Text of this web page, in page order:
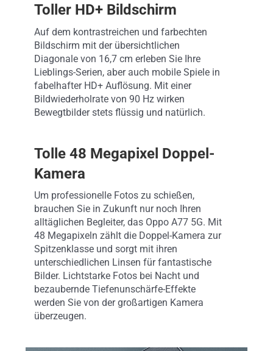
Toller HD+ Bildschirm
Auf dem kontrastreichen und farbechten
Bildschirm mit der übersichtlichen
Diagonale von 16,7 cm erleben Sie Ihre
Lieblings-Serien, aber auch mobile Spiele in
fabelhafter HD+ Auflösung. Mit einer
Bildwiederholrate von 90 Hz wirken
Bewegtbilder stets flüssig und natürlich.
Tolle 48 Megapixel Doppel-
Kamera
Um professionelle Fotos zu schießen,
brauchen Sie in Zukunft nur noch Ihren
alltäglichen Begleiter, das Oppo A77 5G. Mit
48 Megapixeln zählt die Doppel-Kamera zur
Spitzenklasse und sorgt mit ihren
unterschiedlichen Linsen für fantastische
Bilder. Lichtstarke Fotos bei Nacht und
bezaubernde Tiefenunschärfe-Effekte
werden Sie von der großartigen Kamera
überzeugen.